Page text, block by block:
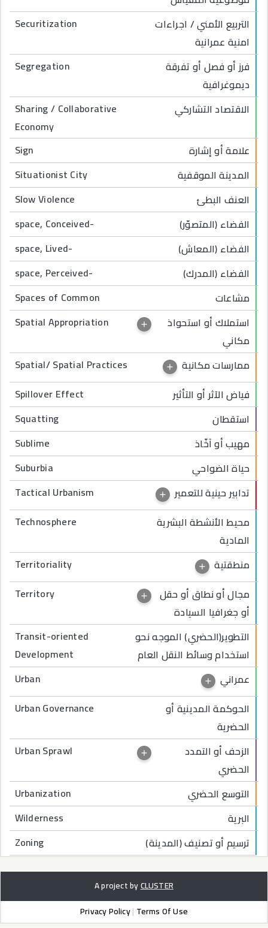
Securitization
التربيع الأمني / اجراءات
امنية عمرانية
Segregation
فرز أو فصل أو تفرقة
ديموغرافية
Sharing / Collaborative
Economy
الاقتصاد التشاركي
Sign
علامة أو إشارة
Situationist City
المدينة الموقفية
Slow Violence
العنف البطئ
space, Conceived-
الفضاء (المتصوّر)
space, Lived-
الفضاء (المعاش)
space, Perceived-
الفضاء (المدرك)
Spaces of Common
مشاعات
Spatial Appropriation
استملاك أو استحواذ
مكاني
Spatial/ Spatial Practices
ممارسات مكانية
Spillover Effect
فياض الآثر أو التأثير
Squatting
استقطان
Sublime
مهيب أو آخّاذ
Suburbia
حياة الضواحي
Tactical Urbanism
تدابير حينية للتعمير
Technosphere
محيط الأنشطة البشرية
المادية
Territoriality
منطقتية
Territory
مجال أو نطاق أو حقل
أو جغرافيا السيادة
Transit-oriented
Development
التطوير(الحضري) الموجه نحو
استخدام وسائط النقل العام
Urban
عمراني
Urban Governance
الحوكمة المدينية أو
الحضرية
Urban Sprawl
الزحف أو التمدد
الحضري
Urbanization
التوسع الحضري
Wilderness
البرية
Zoning
ترسيم أو تصنيف (المدينة)
A project byCLUSTER
Privacy Policy| Terms Of Use